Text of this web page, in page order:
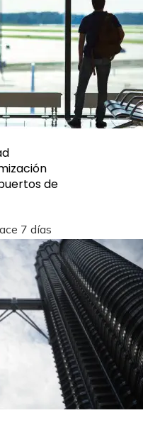
de
7 días